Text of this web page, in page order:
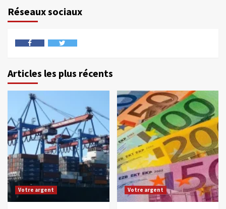
Réseaux sociaux
Articles les plus récents
Votre argent Votre argent